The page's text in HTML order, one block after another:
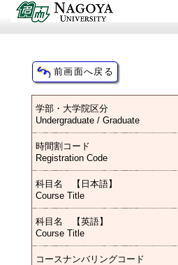
学部・大学院区分
Undergraduate / Graduate
時間割コード
Registration Code
科目名 【日本語】
Course Title
科目名 【英語】
Course Title
コースナンバリングコード